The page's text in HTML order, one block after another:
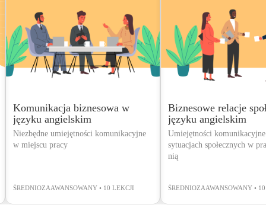
Komunikacja biznesowa w
języku angielskim
Niezbędne umiejętności komunikacyjne
w miejscu pracy
ŚREDNIOZAAWANSOWANY • 10 LEKCJI
Biznesowe relacje
języku angielskim
Umiejętności
sytuacjach społecznych w
nią
ŚREDNIOZAAWANSOWANY •